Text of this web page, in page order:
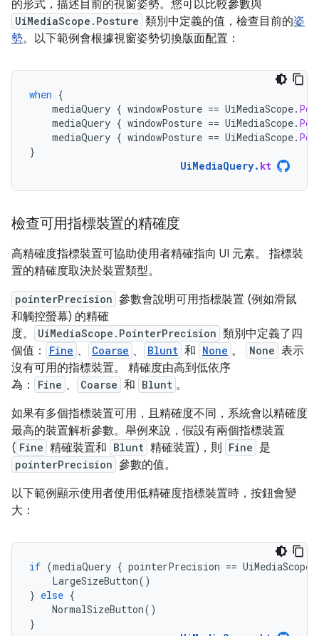
的形式，描述目前的視窗姿勢。您可以比較參數與
UiMediaScope.Posture 類別中定義的值，檢查目前的姿
勢。以下範例會根據視窗姿勢切換版面配置：
when {
mediaQuery { windowPosture == UiMediaScope.
mediaQuery { windowPosture == UiMediaScope.
mediaQuery { windowPosture == UiMediaScope.
}
UiMediaQuery. kt
檢查可用指標裝置的精確度
高精確度指標裝置可協助使用者精確指向 UI 元素。 指標裝
置的精確度取決於裝置類型。
pointerPrecision 參數會說明可用指標裝置 (例如滑鼠
和觸控螢幕) 的精確
度。
UiMediaScope.PointerPrecision 類別中定義了四
個值：
Fine 、 Coarse 、 Blunt 和 None 。 None 表示
沒有可用的指標裝置。 精確度由高到低依序
為：
Fine 、 Coarse 和 Blunt 。
如果有多個指標裝置可用，且精確度不同，系統會以精確度
最高的裝置解析參數。舉例來說，假設有兩個指標裝置
( Fine 精確裝置和 Blunt 精確裝置)，則 Fine 是
pointerPrecision 參數的值。
以下範例顯示使用者使用低精確度指標裝置時，按鈕會變
大：
if (mediaQuery { pointerPrecision == UiMediaScope
LargeSizeButton()
} else {
NormalSizeButton()
}